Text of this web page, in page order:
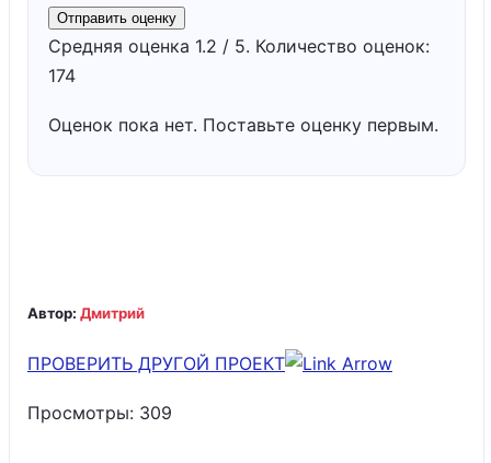
Отправить оценку
Средняя оценка 1.2 / 5. Количество оценок:
174
Оценок пока нет. Поставьте оценку первым.
Автор: Дмитрий
ПРОВЕРИТЬ ДРУГОЙ ПРОЕКТ
Просмотры: 309